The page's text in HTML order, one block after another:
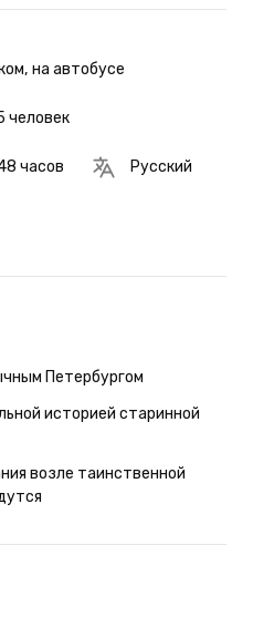
, на автобусе
человек
часов Русский
Петербургом
историей старинной
возле таинственной